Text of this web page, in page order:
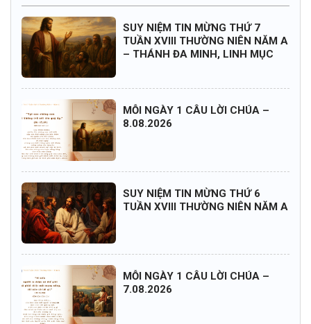
SUY NIỆM TIN MỪNG THỨ 7
TUẦN XVIII THƯỜNG NIÊN NĂM A
– THÁNH ĐA MINH, LINH MỤC
MỖI NGÀY 1 CÂU LỜI CHÚA –
8.08.2026
SUY NIỆM TIN MỪNG THỨ 6
TUẦN XVIII THƯỜNG NIÊN NĂM A
MỖI NGÀY 1 CÂU LỜI CHÚA –
7.08.2026